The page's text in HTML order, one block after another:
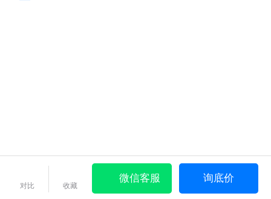
对比 收藏
微信客服 询底价